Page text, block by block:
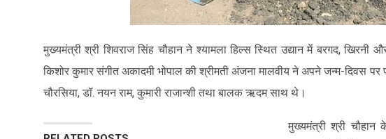
मुख्यमंत्री श्री शिवराज सिंह चौहान ने श्यामला हिल्स स्थित उद्यान में बरगद,
किशोर कुमार संगीत अकादमी भोपाल की श्रीमती अंजना मालवीय ने अपने जन्म-दिवस पर
चौरसिया, डॉ. नयन राम, कुमारी राजान्शी तथा बालक ऋदम साथ थे।
मुख्यमंत्री श्री चौहान